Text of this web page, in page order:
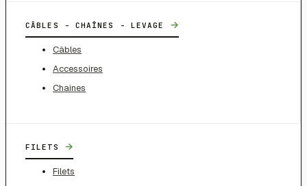
CÂBLES - CHAÎNES - LEVAGE →
Câbles
Accessoires
Chaines
FILETS →
Filets